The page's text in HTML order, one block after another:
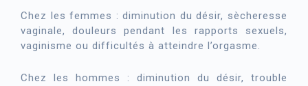
Chez les femmes : diminution du désir, sècheresse
vaginale, douleurs pendant les rapports sexuels,
vaginisme ou difficultés à atteindre l’orgasme.
Chez les hommes : diminution du désir, trouble